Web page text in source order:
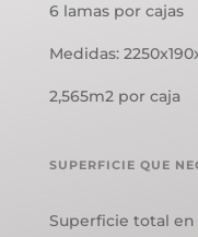
6 lamas por cajas
Medidas:
2,565m2 por caja
SUPERFICIE QUE
Superficie total en